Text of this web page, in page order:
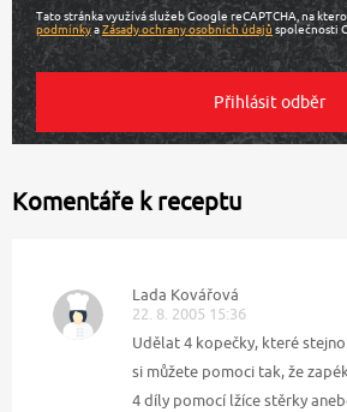
Tato stránka využívá služeb Google reCAPTCHA, na
podmínkyaZásady ochrany osobních údajů společnosti
Komentáře k receptu
Lada Kovářová
22. 8. 2005 15:36
Udělat 4 kopečky, které
si můžete pomoci tak, že
4 díly pomocí lžíce stěrky